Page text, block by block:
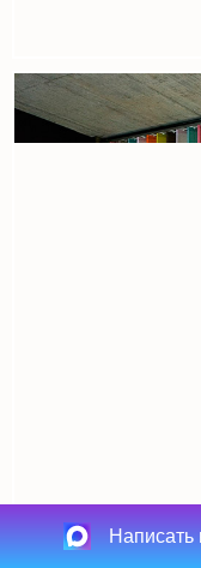
Написать